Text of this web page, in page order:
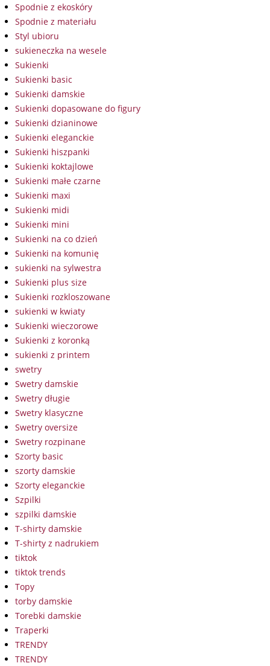
Spodnie z ekoskóry
Spodnie z materiału
Styl ubioru
sukieneczka na wesele
Sukienki
Sukienki basic
Sukienki damskie
Sukienki dopasowane do figury
Sukienki dzianinowe
Sukienki eleganckie
Sukienki hiszpanki
Sukienki koktajlowe
Sukienki małe czarne
Sukienki maxi
Sukienki midi
Sukienki mini
Sukienki na co dzień
Sukienki na komunię
sukienki na sylwestra
Sukienki plus size
Sukienki rozkloszowane
sukienki w kwiaty
Sukienki wieczorowe
Sukienki z koronką
sukienki z printem
swetry
Swetry damskie
Swetry długie
Swetry klasyczne
Swetry oversize
Swetry rozpinane
Szorty basic
szorty damskie
Szorty eleganckie
Szpilki
szpilki damskie
T-shirty damskie
T-shirty z nadrukiem
tiktok
tiktok trends
Topy
torby damskie
Torebki damskie
Traperki
TRENDY
TRENDY